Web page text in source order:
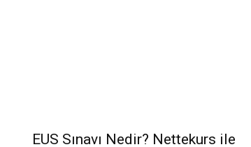
EUS Sınavı Nedir? Nettekurs ile